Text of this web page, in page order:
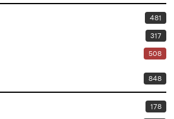
481
317
508
848
178